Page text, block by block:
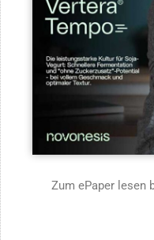
Zum ePaper lesen